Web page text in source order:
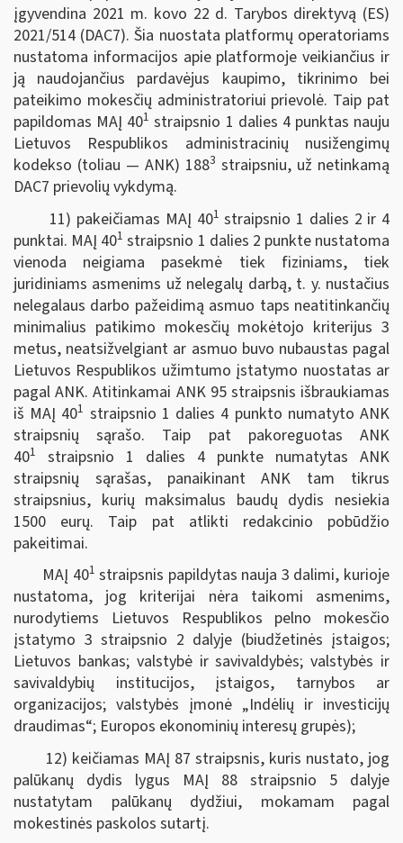
įgyvendina 2021 m. kovo 22 d. Tarybos direktyvą (ES)
2021/514 (DAC7). Šia nuostata platformų operatoriams
nustatoma informacijos apie platformoje veikiančius ir
ją naudojančius pardavėjus kaupimo, tikrinimo bei
pateikimo mokesčių administratoriui prievolė. Taip pat
papildomas MAĮ 401 straipsnio 1 dalies 4 punktas nauju
Lietuvos Respublikos administracinių nusižengimų
kodekso (toliau — ANK) 1883 straipsniu, už netinkamą
DAC7 prievolių vykdymą.
11) pakeičiamas MAĮ 401 straipsnio 1 dalies 2 ir 4
punktai. MAĮ 401 straipsnio 1 dalies 2 punkte nustatoma
vienoda neigiama pasekmė tiek fiziniams, tiek
juridiniams asmenims už nelegalų darbą, t. y. nustačius
nelegalaus darbo pažeidimą asmuo taps neatitinkančių
minimalius patikimo mokesčių mokėtojo kriterijus 3
metus, neatsižvelgiant ar asmuo buvo nubaustas pagal
Lietuvos Respublikos užimtumo įstatymo nuostatas ar
pagal ANK. Atitinkamai ANK 95 straipsnis išbraukiamas
iš MAĮ 401 straipsnio 1 dalies 4 punkto numatyto ANK
straipsnių sąrašo. Taip pat pakoreguotas ANK
401
straipsnio 1 dalies 4 punkte numatytas ANK
straipsnių sąrašas, panaikinant ANK tam tikrus
straipsnius, kurių maksimalus baudų dydis nesiekia
1500 eurų. Taip pat atlikti redakcinio pobūdžio
pakeitimai.
MAĮ 401 straipsnis papildytas nauja 3 dalimi, kurioje
nustatoma, jog kriterijai nėra taikomi asmenims,
nurodytiems Lietuvos Respublikos pelno mokesčio
įstatymo 3 straipsnio 2 dalyje (biudžetinės įstaigos;
Lietuvos bankas; valstybė ir savivaldybės; valstybės ir
savivaldybių institucijos, įstaigos, tarnybos ar
organizacijos; valstybės įmonė „Indėlių ir investicijų
draudimas“; Europos ekonominių interesų grupės);
12) keičiamas MAĮ 87 straipsnis, kuris nustato, jog
palūkanų dydis lygus MAĮ 88 straipsnio 5 dalyje
nustatytam palūkanų dydžiui, mokamam pagal
mokestinės paskolos sutartį.